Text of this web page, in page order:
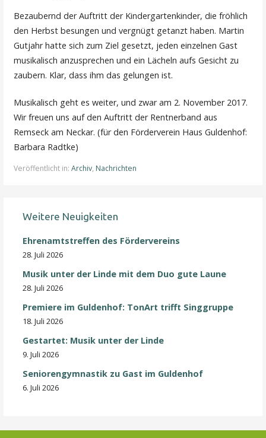
Bezaubernd der Auftritt der Kindergartenkinder, die fröhlich
den Herbst besungen und vergnügt getanzt haben. Martin
Gutjahr hatte sich zum Ziel gesetzt, jeden einzelnen Gast
musikalisch anzusprechen und ein Lächeln aufs Gesicht zu
zaubern. Klar, dass ihm das gelungen ist.
Musikalisch geht es weiter, und zwar am 2. November 2017.
Wir freuen uns auf den Auftritt der Rentnerband aus
Remseck am Neckar. (für den Förderverein Haus Guldenhof:
Barbara Radtke)
Veröffentlicht in:Archiv, Nachrichten
Weitere Neuigkeiten
Ehrenamtstreffen des Fördervereins
28. Juli 2026
Musik unter der Linde mit dem Duo gute Laune
28. Juli 2026
Premiere im Guldenhof: TonArt trifft Singgruppe
18. Juli 2026
Gestartet: Musik unter der Linde
9. Juli 2026
Seniorengymnastik zu Gast im Guldenhof
6. Juli 2026